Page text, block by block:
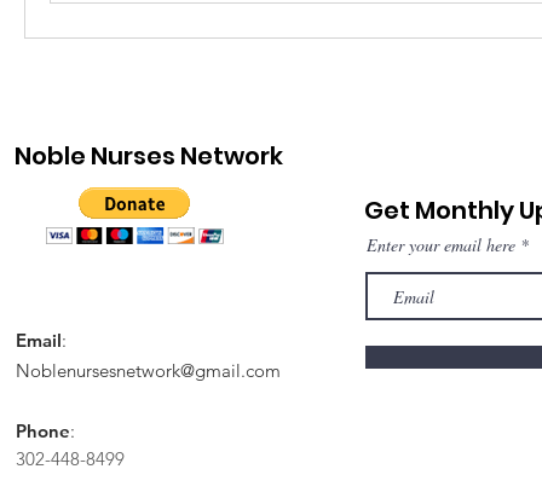
Noble Nurses Network
Email:
Noblenursesnetwork@gmail.com
Phone:
302-448-8499
Get Monthly
Enter your email here